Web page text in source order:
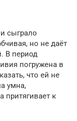
сыграло
но не даёт
В период
погружена в
что ей не
умна,
притягивает к